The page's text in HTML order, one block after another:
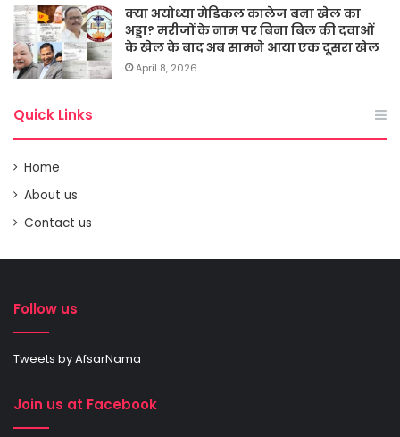
क्या अयोध्या मेडिकल कालेज बना खेल का
अड्डा? मरीजों के नाम पर बिना बिल की दवाओं
के खेल के बाद अब सामने आया एक दूसरा खेल
April 8, 2026
Quick Links
Home
About us
Contact us
Follow us
Tweets by AfsarNama
Join us at Facebook